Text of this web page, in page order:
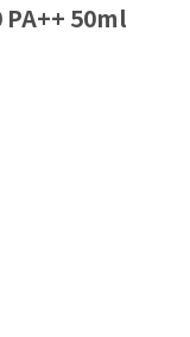
50ml